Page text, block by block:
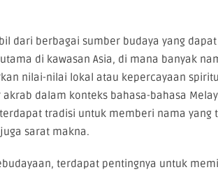
dari berbagai sumber budaya yang dapat
di kawasan Asia, di mana banyak
nilai-nilai lokal atau kepercayaan
dalam konteks bahasa-bahasa
tradisi untuk memberi nama yang
sarat makna.
terdapat pentingnya untuk